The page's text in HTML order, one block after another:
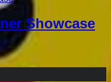
Showcase